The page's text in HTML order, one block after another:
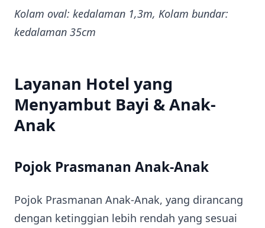
Kolam oval: kedalaman 1,3m, Kolam bundar:
kedalaman 35cm
Layanan Hotel yang
Menyambut Bayi & Anak-
Anak
Pojok Prasmanan Anak-Anak
Pojok Prasmanan Anak-Anak, yang dirancang
dengan ketinggian lebih rendah yang sesuai